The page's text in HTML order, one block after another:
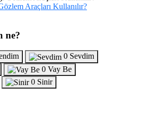
Araçları Kullanılır?
ne?
0 Sevdim
0 Vay Be
0 Sinir